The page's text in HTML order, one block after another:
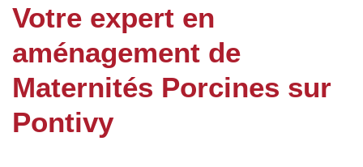
Votre expert en
aménagement de
Maternités Porcines sur
Pontivy